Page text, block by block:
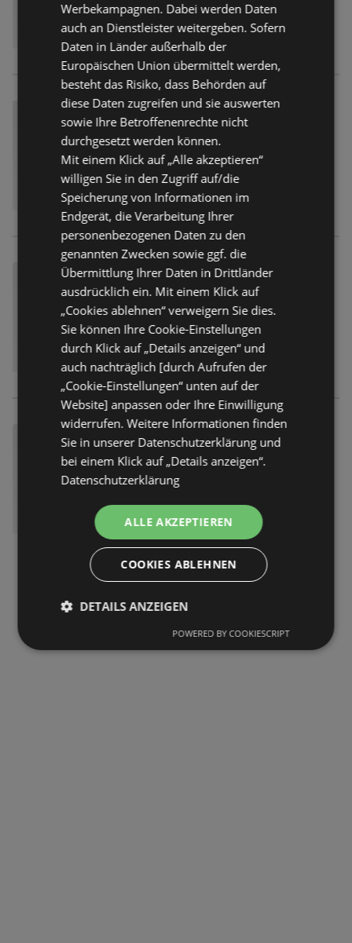
Werbekampagnen. Dabei werden Daten
auch an Dienstleister weitergeben. Sofern
Daten in Länder außerhalb der
Europäischen Union übermittelt werden,
besteht das Risiko, dass Behörden auf
diese Daten zugreifen und sie auswerten
sowie Ihre Betroffenenrechte nicht
durchgesetzt werden können.
Mit einem Klick auf „Alle akzeptieren“
willigen Sie in den Zugriff auf/die
Speicherung von Informationen im
Endgerät, die Verarbeitung Ihrer
personenbezogenen Daten zu den
genannten Zwecken sowie ggf. die
Übermittlung Ihrer Daten in Drittländer
ausdrücklich ein. Mit einem Klick auf
„Cookies ablehnen“ verweigern Sie dies.
Sie können Ihre Cookie-Einstellungen
durch Klick auf „Details anzeigen“ und
auch nachträglich [durch Aufrufen der
„Cookie-Einstellungen“ unten auf der
Website] anpassen oder Ihre Einwilligung
widerrufen. Weitere Informationen finden
Sie in unserer Datenschutzerklärung und
bei einem Klick auf „Details anzeigen“.
Datenschutzerklärung
ALLE AKZEPTIEREN
COOKIES ABLEHNEN
DETAILS ANZEIGEN
POWERED BY COOKIESCRIPT